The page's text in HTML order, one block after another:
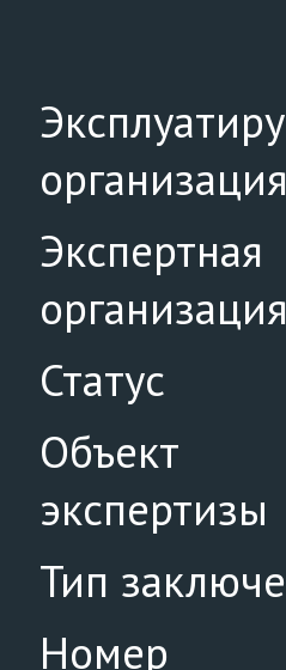
организация
Экспертная
организация
Статус
Объект
экспертизы
Тип
Номер